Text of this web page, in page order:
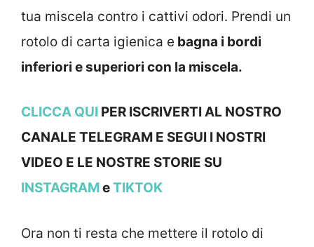
tua miscela contro i cattivi odori. Prendi un
rotolo di carta igienica e bagna i bordi
inferiori e superiori con la miscela.
CLICCA QUI PER ISCRIVERTI AL NOSTRO
CANALE TELEGRAM E SEGUI I NOSTRI
VIDEO E LE NOSTRE STORIE SU
INSTAGRAMeTIKTOK
Ora non ti resta che mettere il rotolo di